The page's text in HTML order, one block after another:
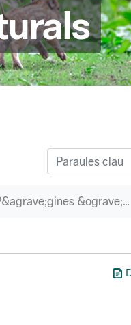
P&agrave;gines &ograve;rfenes